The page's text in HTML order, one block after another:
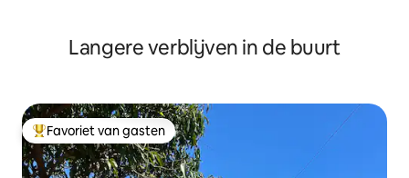
Langere verblijven in de buurt
Topfavoriet van gasten
Favoriet van gasten